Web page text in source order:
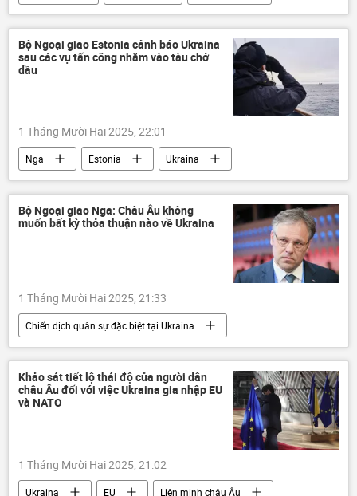
Chính trị
Phạm Minh Chính
kỷ luật
tham nhũng
Сuộc chiến chống tham nhũng ở Việt Nam
Bộ Ngoại giao Estonia cảnh báo Ukraina
sau các vụ tấn công nhằm vào tàu chở
dầu
1 Tháng Mười Hai 2025, 22:01
Nga Estonia
Ukraina
Dmitry Peskov
thông tin
Maria Zakharova
Thế giới
Quân đội Ukraina
Thổ Nhĩ Kỳ
Biển Đen
Bộ Ngoại giao Nga: Châu Âu không
muốn bất kỳ thỏa thuận nào về Ukraina
1 Tháng Mười Hai 2025, 21:33
Chiến dịch quân sự đặc biệt tại Ukraina
Nga
Bộ Ngoại giao Nga
Cuộc khủng hoảng ở Ukraina
Ukraina
thông tin
Vladimir Putin
Hoa Kỳ
Châu Âu
Khảo sát tiết lộ thái độ của người dân
châu Âu đối với việc Ukraina gia nhập EU
và NATO
1 Tháng Mười Hai 2025, 21:02
Ukraina EU
Liên minh châu Âu